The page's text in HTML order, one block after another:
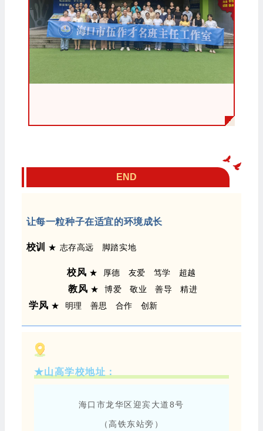
END
让每一粒种子在适宜的环境成长
校训 ★ 志存高远 脚踏实地
校风 ★ 厚德 友爱 笃学 超越
教风 ★ 博爱 敬业 善导 精进
学风 ★ 明理 善思 合作 创新
★山高学校地址：
海口市龙华区迎宾大道8号
（高铁东站旁）